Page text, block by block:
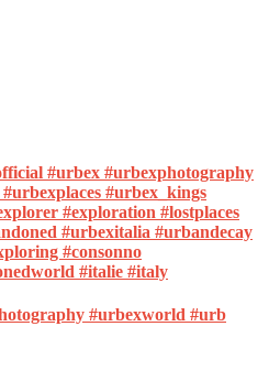
#urbexworld #urb